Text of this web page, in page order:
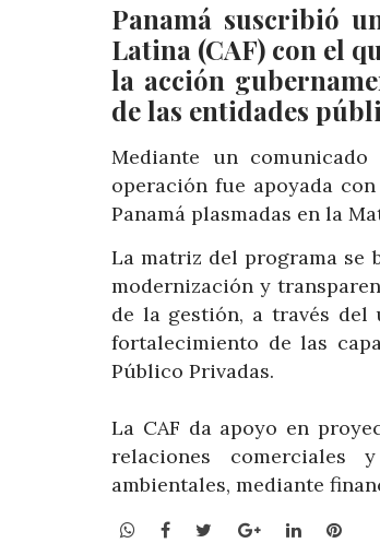
Panamá suscribió
Latina (CAF) con el
la acción
de las entidades
Mediante un
operación fue apoyada
Panamá plasmadas en la
La matriz del programa se
modernización y
de la gestión, a través del
fortalecimiento de las
Público Privadas.
La CAF da apoyo en
relaciones comerciales
ambientales, mediante
WhatsApp
Facebook
TwitterGoogle+LinkedIn